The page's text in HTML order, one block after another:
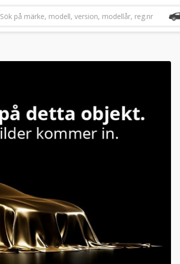
Sök på märke, modell, version, modellår, reg.nr